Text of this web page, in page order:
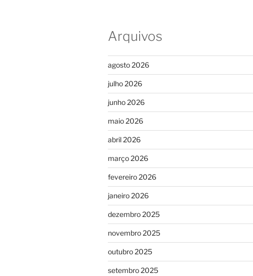
Arquivos
agosto 2026
julho 2026
junho 2026
maio 2026
abril 2026
março 2026
fevereiro 2026
janeiro 2026
dezembro 2025
novembro 2025
outubro 2025
setembro 2025